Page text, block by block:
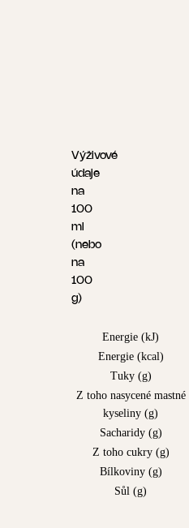
Výživové
údaje
na
100
ml
(nebo
na
100
g)
Energie (kJ)
Energie (kcal)
Tuky (g)
Z toho nasycené mastné
kyseliny (g)
Sacharidy (g)
Z toho cukry (g)
Bílkoviny (g)
Sůl (g)